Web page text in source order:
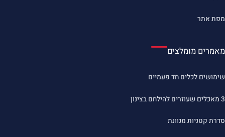
מפת אתר
מאמרים מומלצים
שימושים לכלים חד פעמיים
3 מאכלים שעוזרים להילחם בצינון
סדרת קטניות מגוונת